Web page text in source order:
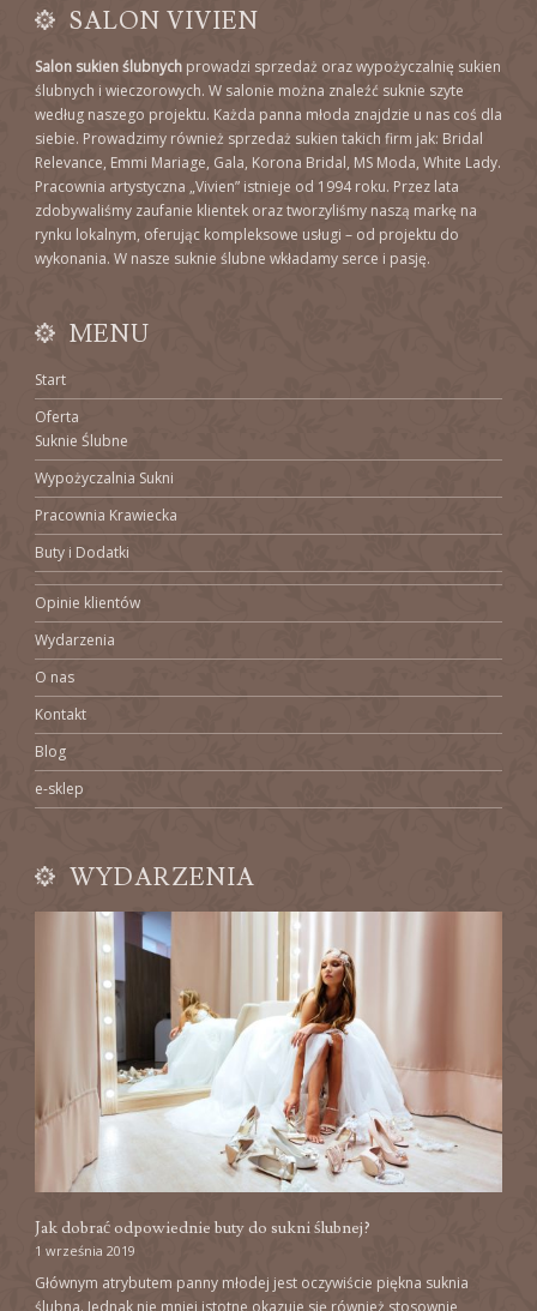
SALON VIVIEN
Salon sukien ślubnych prowadzi sprzedaż oraz wypożyczalnię sukien
ślubnych i wieczorowych. W salonie można znaleźć suknie szyte
według naszego projektu. Każda panna młoda znajdzie u nas coś dla
siebie. Prowadzimy również sprzedaż sukien takich firm jak: Bridal
Relevance, Emmi Mariage, Gala, Korona Bridal, MS Moda, White Lady.
Pracownia artystyczna „Vivien” istnieje od 1994 roku. Przez lata
zdobywaliśmy zaufanie klientek oraz tworzyliśmy naszą markę na
rynku lokalnym, oferując kompleksowe usługi – od projektu do
wykonania. W nasze suknie ślubne wkładamy serce i pasję.
MENU
Start
Oferta
Suknie Ślubne
Wypożyczalnia Sukni
Pracownia Krawiecka
Buty i Dodatki
Opinie klientów
Wydarzenia
O nas
Kontakt
Blog
e-sklep
WYDARZENIA
Jak dobrać odpowiednie buty do sukni ślubnej?
1 września 2019
Głównym atrybutem panny młodej jest oczywiście piękna suknia
ślubna. Jednak nie mniej istotne okazuje się również stosownie